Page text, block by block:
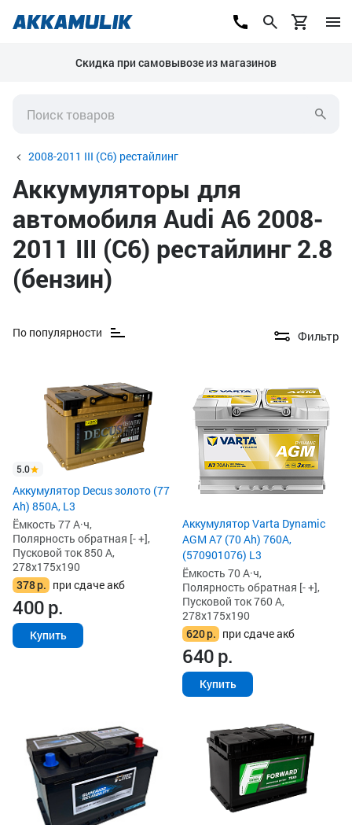
Скидка при самовывозе из магазинов
2008-2011 III (C6) рестайлинг
Аккумуляторы для
автомобиля Audi A6 2008-
2011 III (C6) рестайлинг 2.8
(бензин)
По популярности Фильтр
5.0
Аккумулятор Decus золото (77
Ah) 850А, L3
Ёмкость 77 А·ч,
Полярность обратная [- +],
Пусковой ток 850 А,
278x175x190
378р. при сдаче акб
400р.
Купить
Аккумулятор Varta Dynamic
AGM A7 (70 Ah) 760A,
(570901076) L3
Ёмкость 70 А·ч,
Полярность обратная [- +],
Пусковой ток 760 А,
278x175x190
620р. при сдаче акб
640р.
Купить